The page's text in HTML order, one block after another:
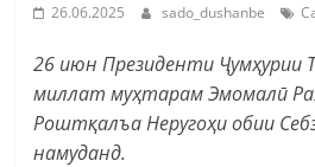
26.06.2025 sado_dushanbe
26 июн Президенти Ҷумҳурии
миллат муҳтарам Эмомалӣ
Роштқалъа Неругоҳи обии
намуданд.